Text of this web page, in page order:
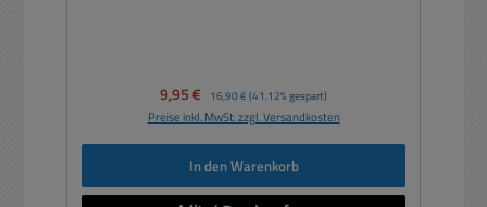
Verkaufspreis:
9,95 € Regulärer Preis:
16,90 € (41.12% gespart)
Preise inkl. MwSt. zzgl. Versandkosten
In den Warenkorb